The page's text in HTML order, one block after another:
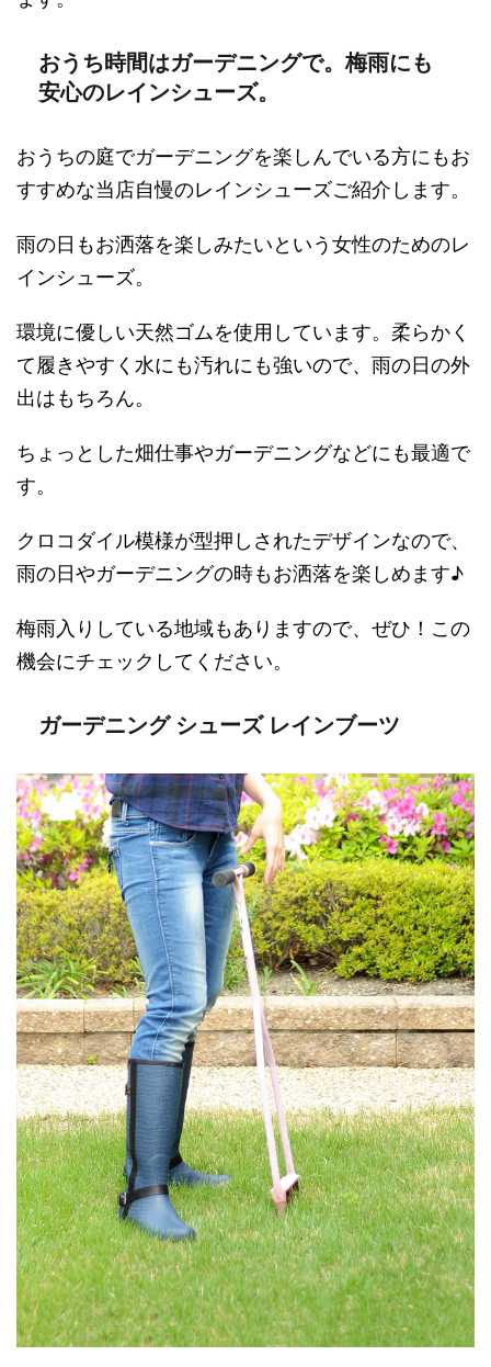
おうち時間はガーデニングで。梅雨にも
安心のレインシューズ。
おうちの庭でガーデニングを楽しんでいる方にもお
すすめな当店自慢のレインシューズご紹介します。
雨の日もお洒落を楽しみたいという女性のためのレ
インシューズ。
環境に優しい天然ゴムを使用しています。柔らかく
て履きやすく水にも汚れにも強いので、雨の日の外
出はもちろん。
ちょっとした畑仕事やガーデニングなどにも最適で
す。
クロコダイル模様が型押しされたデザインなので、
雨の日やガーデニングの時もお洒落を楽しめます♪
梅雨入りしている地域もありますので、ぜひ！この
機会にチェックしてください。
ガーデニング シューズ レインブーツ